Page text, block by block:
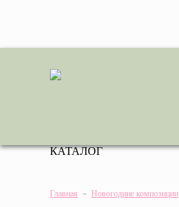
КАТАЛОГ
Главная - Новогодние композиции